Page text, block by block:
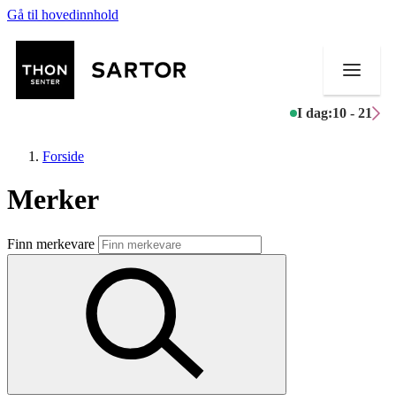
Gå til hovedinnhold
I dag:10 - 21
Butikker
Mat og drikke
Aktiviteter
Forside
Merker
Finn merkevare